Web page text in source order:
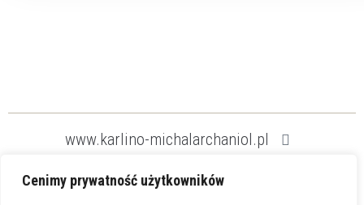
Cenimy prywatność użytkowników
www.karlino-michalarchaniol.pl